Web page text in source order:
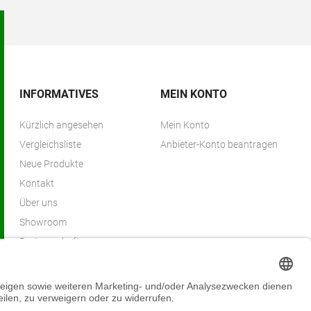
INFORMATIVES
Kürzlich angesehen
Vergleichsliste
Neue Produkte
Kontakt
Über uns
Showroom
Partnerschaften
MEIN KONTO
Mein Konto
Anbieter-Konto beantragen